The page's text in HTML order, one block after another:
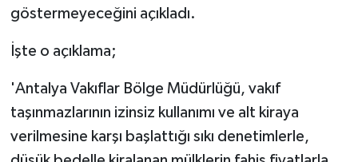
göstermeyeceğini açıkladı.
İşte o açıklama;
'Antalya Vakıflar Bölge Müdürlüğü, vakıf
taşınmazlarının izinsiz kullanımı ve alt kiraya
verilmesine karşı başlattığı sıkı denetimlerle,